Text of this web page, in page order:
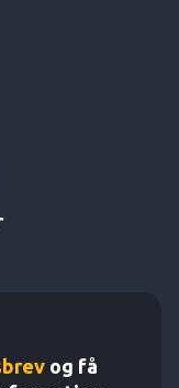
og få